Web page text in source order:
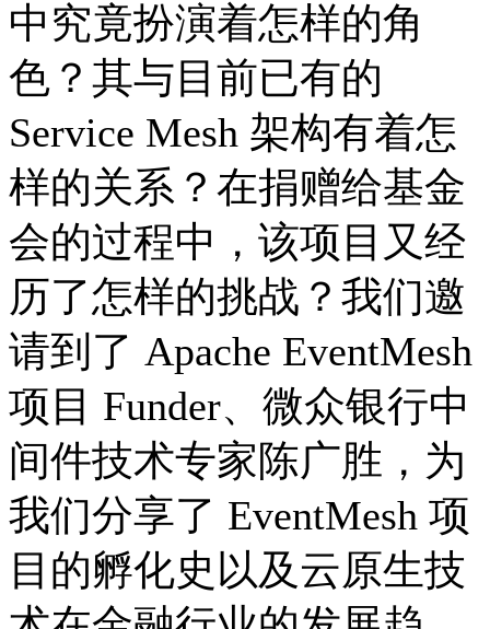
中究竟扮演着怎样的角
色？其与目前已有的
Service Mesh 架构有着怎
样的关系？在捐赠给基金
会的过程中，该项目又经
历了怎样的挑战？我们邀
请到了 Apache EventMesh
项目 Funder、微众银行中
间件技术专家陈广胜，为
我们分享了 EventMesh 项
目的孵化史以及云原生技